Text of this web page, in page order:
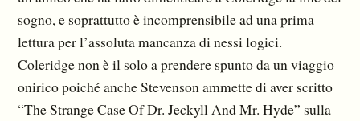
sogno, e soprattutto è incomprensibile ad una prima
lettura per l’assoluta mancanza di nessi logici.
Coleridge non è il solo a prendere spunto da un viaggio
onirico poiché anche Stevenson ammette di aver scritto
“The Strange Case Of Dr. Jeckyll And Mr. Hyde” sulla